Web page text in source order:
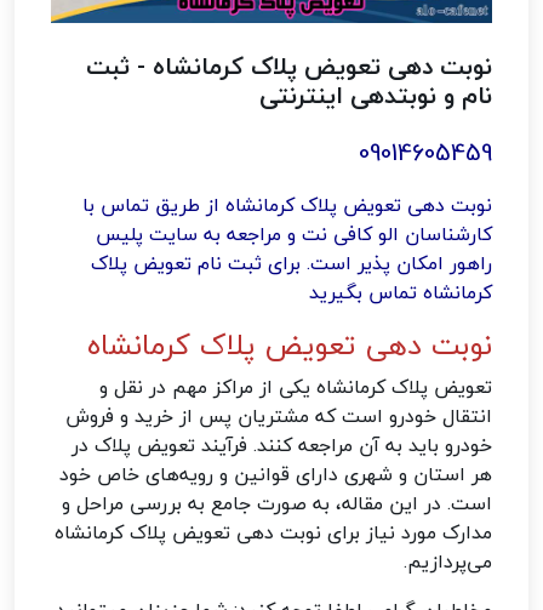
نوبت دهی تعویض پلاک کرمانشاه - ثبت
نام و نوبتدهی اینترنتی
09014605459
نوبت دهی تعویض پلاک کرمانشاه از طریق تماس با
کارشناسان الو کافی نت و مراجعه به سایت پلیس
راهور امکان پذیر است. برای ثبت نام تعویض پلاک
کرمانشاه تماس بگیرید
نوبت دهی تعویض پلاک کرمانشاه
تعویض پلاک کرمانشاه یکی از مراکز مهم در نقل و
انتقال خودرو است که مشتریان پس از خرید و فروش
خودرو باید به آن مراجعه کنند. فرآیند تعویض پلاک در
هر استان و شهری دارای قوانین و رویه‌های خاص خود
است. در این مقاله، به صورت جامع به بررسی مراحل و
مدارک مورد نیاز برای نوبت دهی تعویض پلاک کرمانشاه
می‌پردازیم.